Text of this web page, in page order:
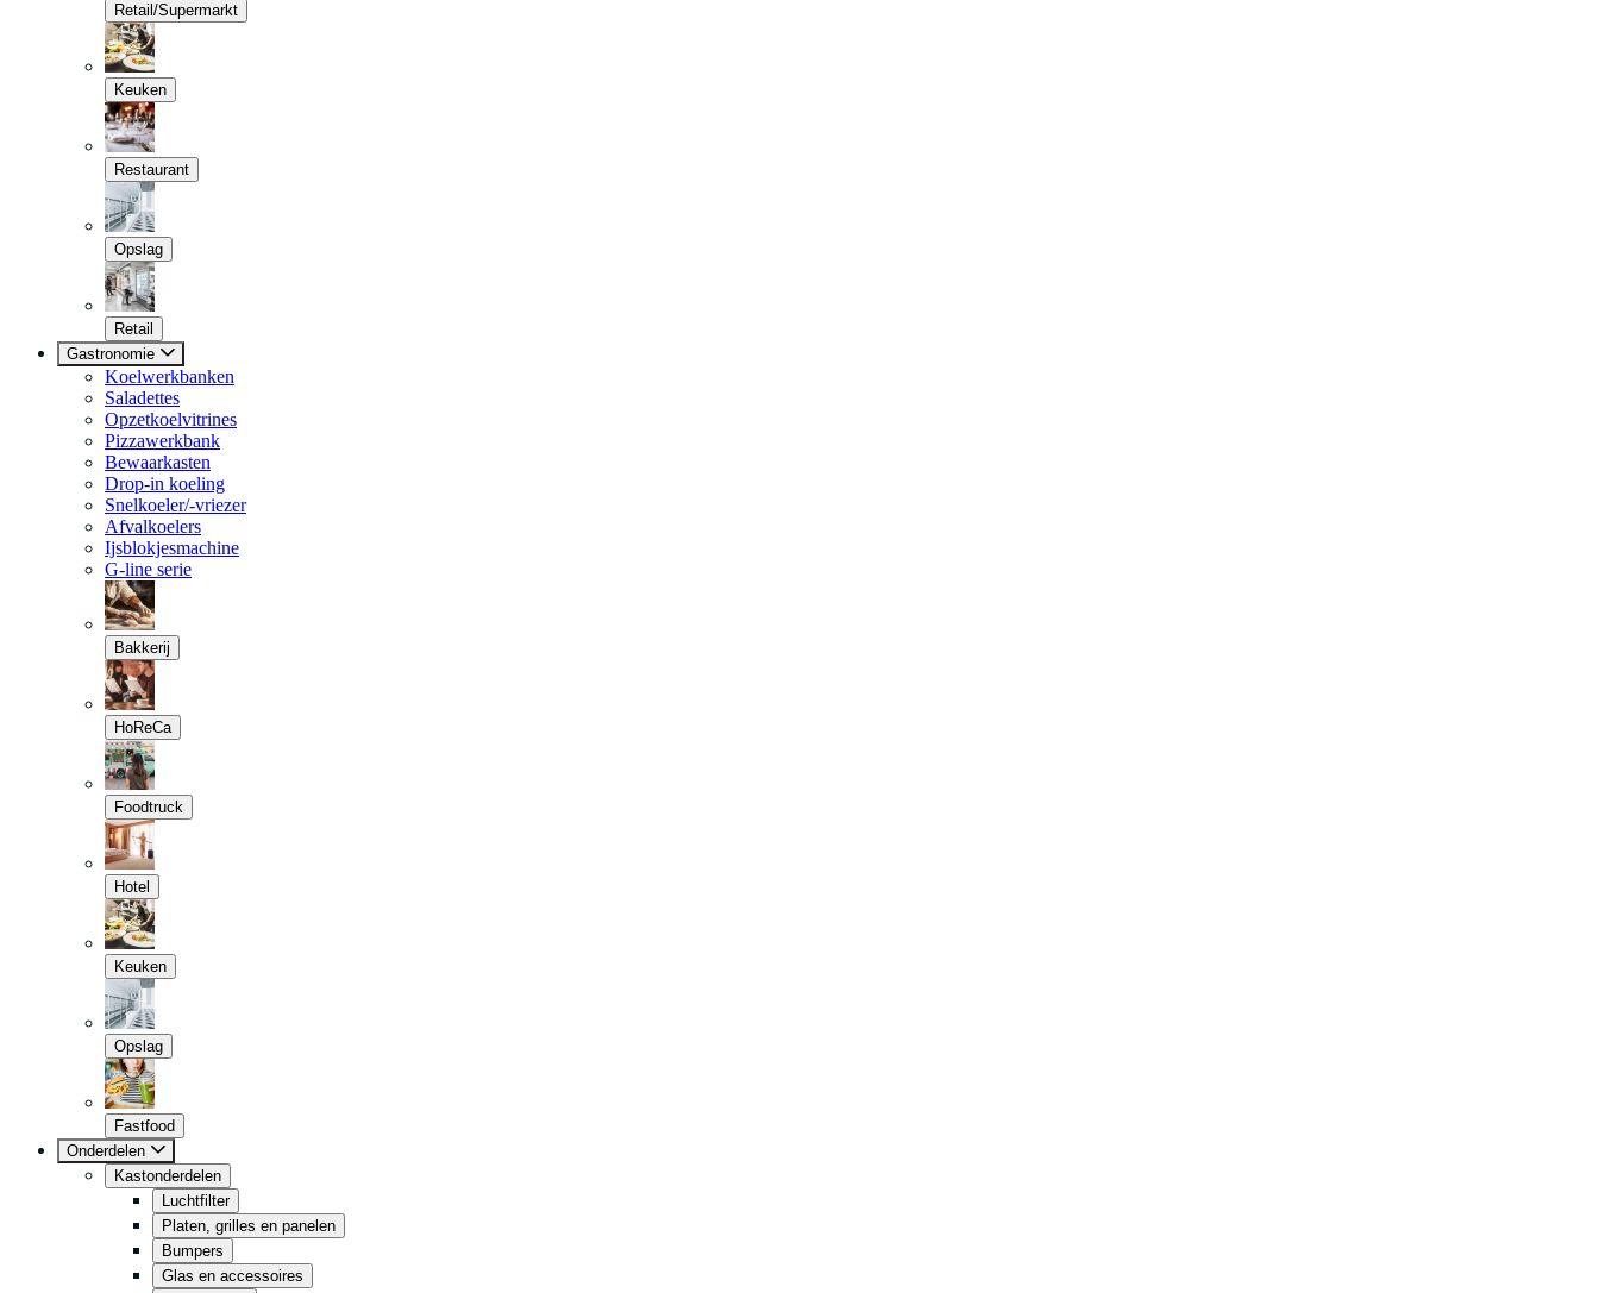
Retail/Supermarkt
Keuken
Restaurant
Opslag
Retail
Gastronomie
Koelwerkbanken
Saladettes
Opzetkoelvitrines
Pizzawerkbank
Bewaarkasten
Drop-in koeling
Snelkoeler/-vriezer
Afvalkoelers
Ijsblokjesmachine
G-line serie
Bakkerij
HoReCa
Foodtruck
Hotel
Keuken
Opslag
Fastfood
Onderdelen
Kastonderdelen
Luchtfilter
Platen, grilles en panelen
Bumpers
Glas en accessoires